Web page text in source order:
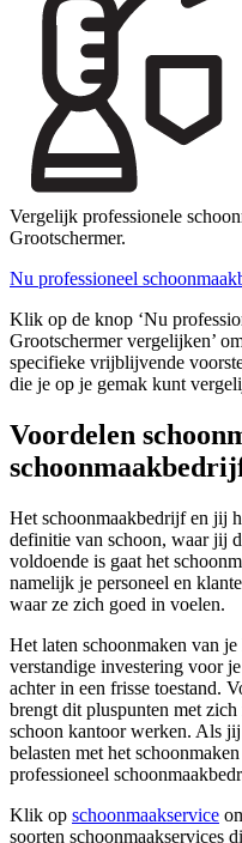
Vergelijk professionele
Grootschermer.
Nu professioneel
Klik op de knop ‘Nu
Grootschermer vergelijken’
specifieke vrijblijvende
die je op je gemak kunt
Voordelen
Het schoonmaakbedrijf en jij
definitie van schoon, waar jij
voldoende is gaat het
namelijk je personeel en
waar ze zich goed in voelen.
Het laten schoonmaken van
verstandige investering voor
achter in een frisse toestand.
brengt dit pluspunten met
schoon kantoor werken. Als
belasten met het
professioneel
Klik op schoonmaakservice
soorten schoonmaakservices